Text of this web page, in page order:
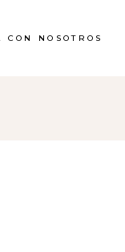
CON NOSOTROS